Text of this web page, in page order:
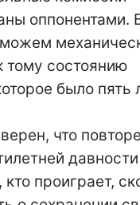
оппонентами.
тому состоянию
было пять
что
кто проиграет,